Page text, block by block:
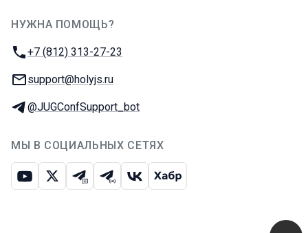
НУЖНА ПОМОЩЬ?
Телефон:
+7 (812) 313-27-23
E-mail:
support@holyjs.ru
Телеграм:
@JUGConfSupport_bot
МЫ В СОЦИАЛЬНЫХ СЕТЯХ
ЮтубИкс Телеграм-чат
Телеграм-канал
ВКонтакте
Хабр